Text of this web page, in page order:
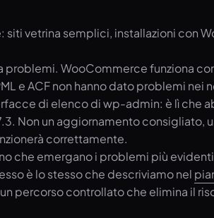
vetrina semplici, installazioni con
problemi. WooCommerce funziona
e ACF non hanno dato problemi nei
di elenco di wp-admin: è lì che
Non un aggiornamento consigliato,
correttamente.
che emergano i problemi più
è lo stesso che descriviamo nel
percorso controllato che elimina il